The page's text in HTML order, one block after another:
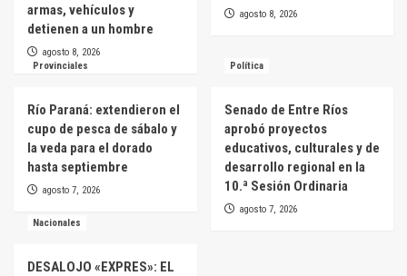
armas, vehículos y
detienen a un hombre
agosto 8, 2026
agosto 8, 2026
Provinciales
Río Paraná: extendieron el
cupo de pesca de sábalo y
la veda para el dorado
hasta septiembre
agosto 7, 2026
Política
Senado de Entre Ríos
aprobó proyectos
educativos, culturales y de
desarrollo regional en la
10.ª Sesión Ordinaria
agosto 7, 2026
Nacionales
DESALOJO «EXPRES»: EL